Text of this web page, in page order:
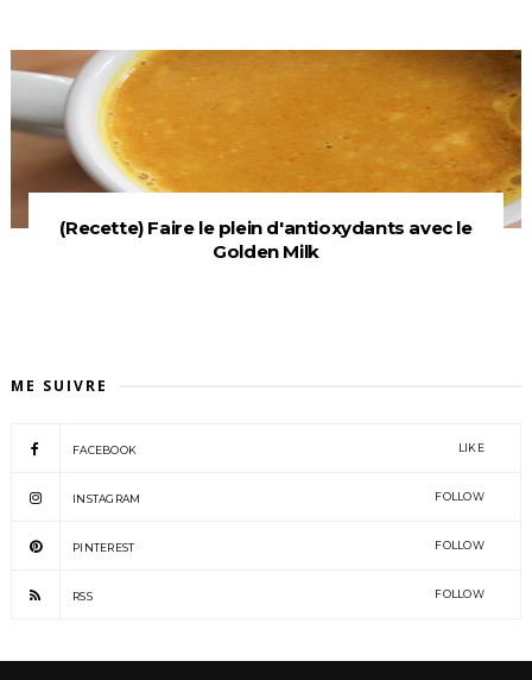
(Recette) Faire le plein d'antioxydants avec le
Golden Milk
ME SUIVRE
FACEBOOK LIKE
INSTAGRAM FOLLOW
PINTEREST FOLLOW
RSS FOLLOW